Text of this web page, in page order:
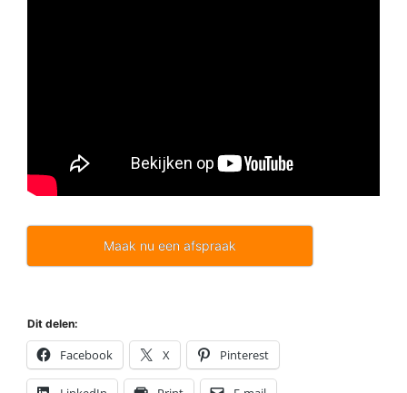
Maak nu een afspraak
Dit delen:
Facebook X Pinterest